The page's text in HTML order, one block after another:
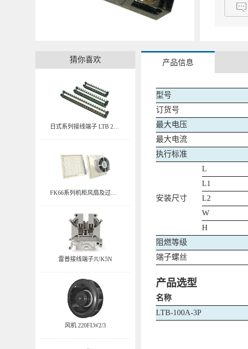
产品信息
型号
订货号
最大电压
最大电流
执行标准
安装尺寸
L
L1
L2
W
H
阻燃等级
端子螺丝
产品选型
名称
LTB-100A-3P
猜你喜欢
日式系列接线端子 LTB 20A-12P/15P/20P
FK66系列机柜风扇及过滤器 FK6625
雷普接线端子JUK5N
风机 220FLW2/3